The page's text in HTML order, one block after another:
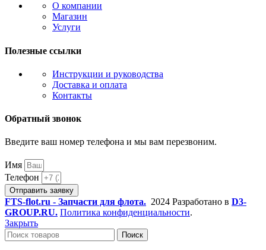
О компании
Магазин
Услуги
Полезные ссылки
Инструкции и руководства
Доставка и оплата
Контакты
Обратный звонок
Введите ваш номер телефона и мы вам перезвоним.
Имя
Телефон
Отправить заявку
FTS-flot.ru - Запчасти для флота. 2024 Разработано в D3-
GROUP.RU. Политика конфиденциальности.
Закрыть
Поиск